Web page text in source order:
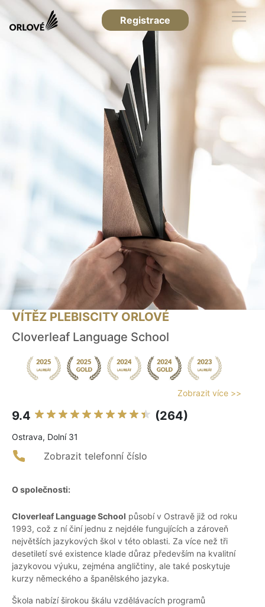
Registrace
VÍTĚZ PLEBISCITY ORLOVÉ
Cloverleaf Language School
Zobrazit více >>
9.4 (264)
Ostrava, Dolní 31
Zobrazit telefonní číslo
O společnosti:
Cloverleaf Language School působí v Ostravě již od roku
1993, což z ní činí jednu z nejdéle fungujících a zároveň
největších jazykových škol v této oblasti. Za více než tři
desetiletí své existence klade důraz především na kvalitní
jazykovou výuku, zejména angličtiny, ale také poskytuje
kurzy německého a španělského jazyka.
Škola nabízí širokou škálu vzdělávacích programů